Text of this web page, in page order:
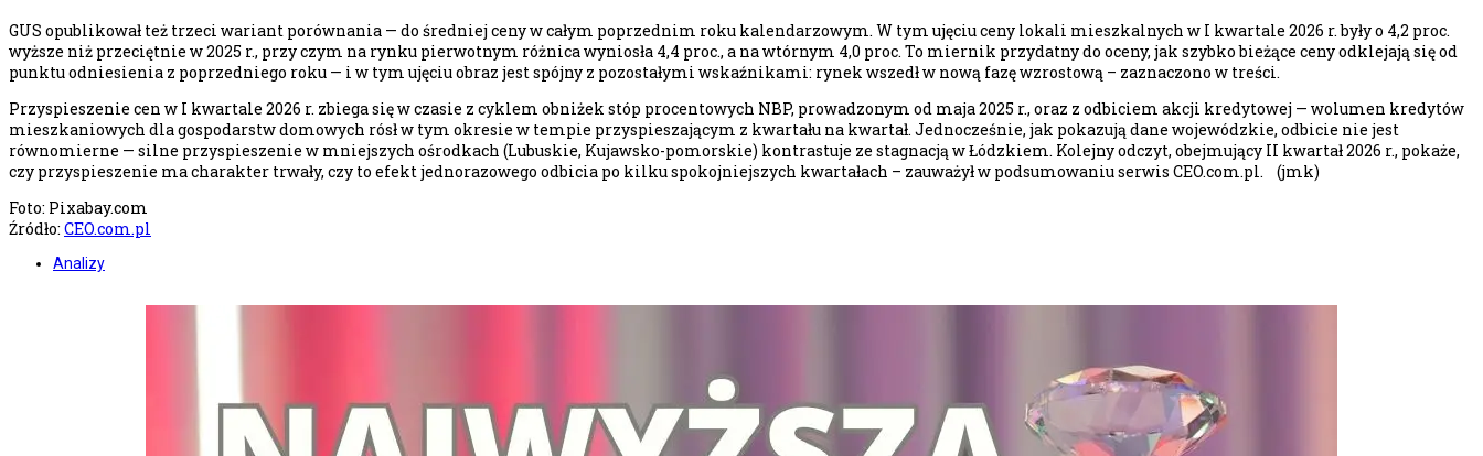
GUS opublikował też trzeci wariant porównania — do średniej ceny w całym poprzednim roku kalendarzowym. W tym ujęciu ceny lokali mieszkalnych w I kwartale 2026 r. były o 4,2 proc.
wyższe niż przeciętnie w 2025 r., przy czym na rynku pierwotnym różnica wyniosła 4,4 proc., a na wtórnym 4,0 proc. To miernik przydatny do oceny, jak szybko bieżące ceny odklejają się od
punktu odniesienia z poprzedniego roku — i w tym ujęciu obraz jest spójny z pozostałymi wskaźnikami: rynek wszedł w nową fazę wzrostową – zaznaczono w treści.
Przyspieszenie cen w I kwartale 2026 r. zbiega się w czasie z cyklem obniżek stóp procentowych NBP, prowadzonym od maja 2025 r., oraz z odbiciem akcji kredytowej — wolumen kredytów
mieszkaniowych dla gospodarstw domowych rósł w tym okresie w tempie przyspieszającym z kwartału na kwartał. Jednocześnie, jak pokazują dane wojewódzkie, odbicie nie jest
równomierne — silne przyspieszenie w mniejszych ośrodkach (Lubuskie, Kujawsko-pomorskie) kontrastuje ze stagnacją w Łódzkiem. Kolejny odczyt, obejmujący II kwartał 2026 r., pokaże,
czy przyspieszenie ma charakter trwały, czy to efekt jednorazowego odbicia po kilku spokojniejszych kwartałach – zauważył w podsumowaniu serwis CEO.com.pl. (jmk)
Foto: Pixabay.com
Źródło: CEO.com.pl
Analizy